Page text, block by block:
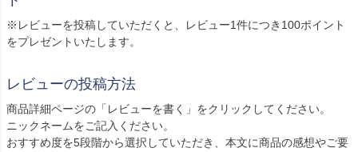
※レビューを投稿していただくと、レビュー1件につき100ポイント
をプレゼントいたします。
レビューの投稿方法
商品詳細ページの「レビューを書く」をクリックしてください。
ニックネームをご記入ください。
おすすめ度を5段階から選択していただき、本文に商品の感想やご要